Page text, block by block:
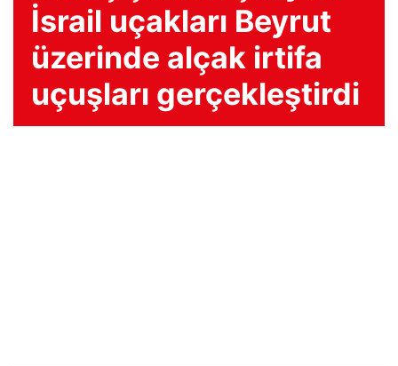
İsrail uçakları Beyrut
üzerinde alçak irtifa
uçuşları gerçekleştirdi